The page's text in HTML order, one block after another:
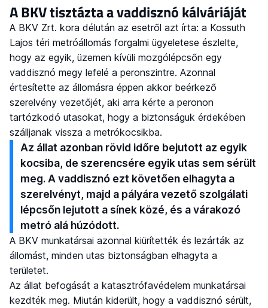
A BKV tisztázta a vaddisznó kálváriáját
A BKV Zrt. kora délután az esetről azt írta: a Kossuth
Lajos téri metróállomás forgalmi ügyeletese észlelte,
hogy az egyik, üzemen kívüli mozgólépcsőn egy
vaddisznó megy lefelé a peronszintre. Azonnal
értesítette az állomásra éppen akkor beérkező
szerelvény vezetőjét, aki arra kérte a peronon
tartózkodó utasokat, hogy a biztonságuk érdekében
szálljanak vissza a metrókocsikba.
Az állat azonban rövid időre bejutott az egyik
kocsiba, de szerencsére egyik utas sem sérült
meg. A vaddisznó ezt követően elhagyta a
szerelvényt, majd a pályára vezető szolgálati
lépcsőn lejutott a sínek közé, és a várakozó
metró alá húzódott.
A BKV munkatársai azonnal kiürítették és lezárták az
állomást, minden utas biztonságban elhagyta a
területet.
Az állat befogását a katasztrófavédelem munkatársai
kezdték meg. Miután kiderült, hogy a vaddisznó sérült,